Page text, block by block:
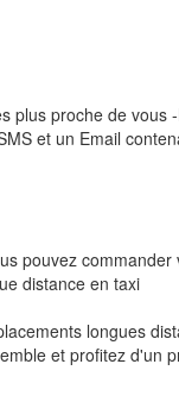
plus proche de vous
et un Email
pouvez commander
distance en taxi
longues
et profitez d'un